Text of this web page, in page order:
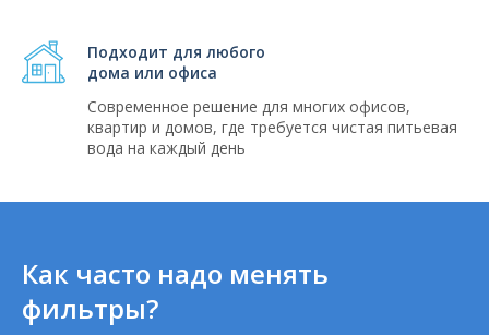
Подходит для любого
дома или офиса
Современное решение для многих офисов,
квартир и домов, где требуется чистая питьевая
вода на каждый день
Как часто надо менять
фильтры?